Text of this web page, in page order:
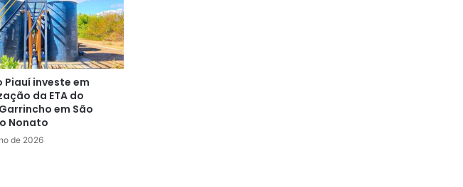
Piauí investe em
da ETA do
em São
Nonato
de 2026